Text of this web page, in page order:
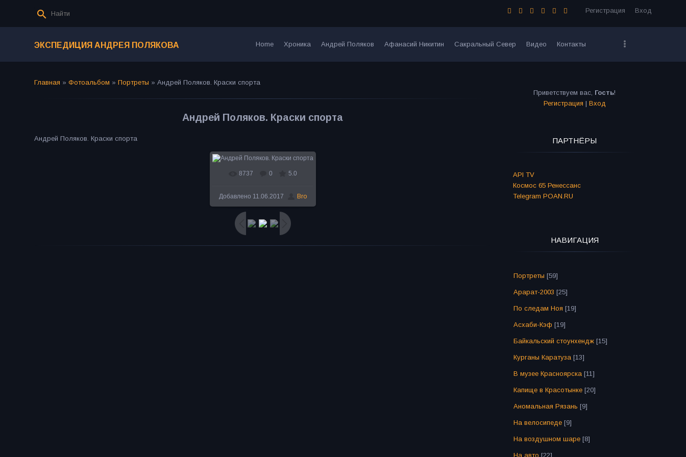
Регистрация Вход
ЭКСПЕДИЦИЯ АНДРЕЯ ПОЛЯКОВА Home Хроника Андрей Поляков Афанасий Никитин Сакральный Север Видео Контакты
Главная » Фотоальбом » Портреты » Андрей Поляков. Краски спорта
Андрей Поляков. Краски спорта
Андрей Поляков. Краски спорта
В реальном размере
600x800/ 81.8Kb
8737 0 5.0
Добавлено 11.06.2017 Bro
Приветствуем вас, Гость!
Регистрация | Вход
ПАРТНЁРЫ
API TV
Космос 65 Ренессанс
Telegram POAN.RU
НАВИГАЦИЯ
Портреты [59]
Арарат-2003 [25]
По следам Ноя [19]
Асхаби-Кэф [19]
Байкальский стоунхендж [15]
Курганы Каратуза [13]
В музее Красноярска [11]
Капище в Красотынке [20]
Аномальная Рязань [9]
На велосипеде [9]
На воздушном шаре [8]
На авто [22]